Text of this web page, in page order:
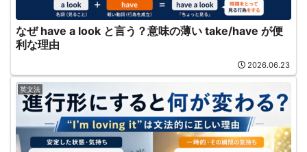
なぜ have a look と言う？意味の薄い take/have が便
利な理由
2026.06.23
英文法